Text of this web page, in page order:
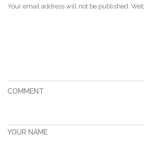
Your email address will not be published.
COMMENT
YOUR NAME